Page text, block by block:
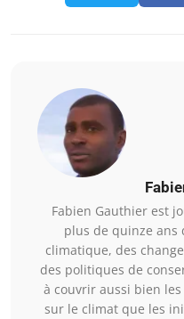
Fabien Gauthier est
plus de quinze ans
climatique, des
des politiques de
à couvrir aussi bien
sur le climat que les